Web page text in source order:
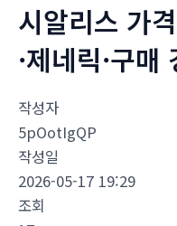
시알리스 가
·제네릭·구
작성자
5pOotIgQP
작성일
2026-05-17 19:29
조회